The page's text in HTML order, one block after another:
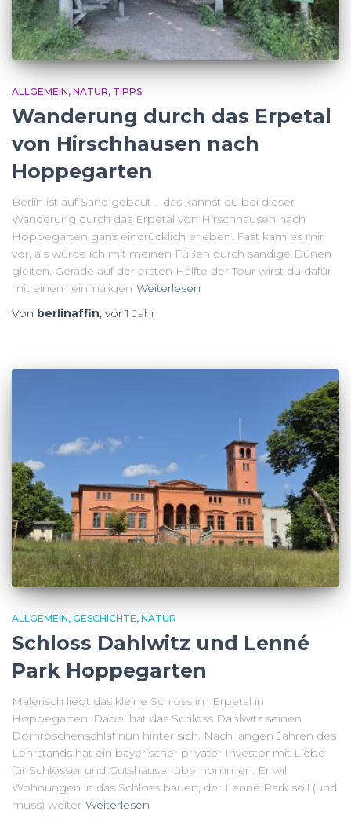
ALLGEMEIN NATUR TIPPS
Wanderung durch das Erpetal
von Hirschhausen nach
Hoppegarten
Berlin ist auf Sand gebaut – das kannst du bei dieser
Wanderung durch das Erpetal von Hirschhausen nach
Hoppegarten ganz eindrücklich erleben. Fast kam es mir
vor, als würde ich mit meinen Füßen durch sandige Dünen
gleiten. Gerade auf der ersten Hälfte der Tour wirst du dafür
mit einem einmaligen Weiterlesen
Von berlinaffin, vor1 Jahr
ALLGEMEIN GESCHICHTE NATUR
Schloss Dahlwitz und Lenné
Park Hoppegarten
Malerisch liegt das kleine Schloss im Erpetal in
Hoppegarten: Dabei hat das Schloss Dahlwitz seinen
Dornröschenschlaf nun hinter sich. Nach langen Jahren des
Lehrstands hat ein bayerischer privater Investor mit Liebe
für Schlösser und Gutshäuser übernommen. Er will
Wohnungen in das Schloss bauen, der Lenné Park soll (und
muss) weiter Weiterlesen